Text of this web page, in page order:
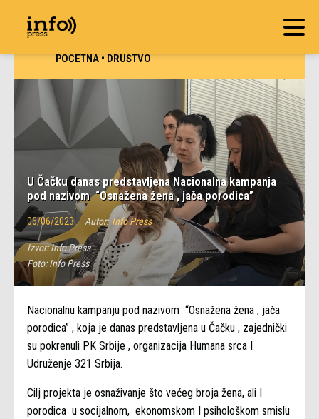
POČETNA•DRUŠTVO
U Čačku danas predstavljena Nacionalna kampanja
pod nazivom “Osnažena žena , jača porodica”
06/06/2023 Autor: Info Press
Izvor:Info Press
Foto:Info Press
Nacionalnu kampanju pod nazivom “Osnažena žena , jača
porodica” , koja je danas predstavljena u Čačku , zajednički
su pokrenuli PK Srbije , organizacija Humana srca I
Udruženje 321 Srbija.
Cilj projekta je osnaživanje što većeg broja žena, ali I
porodica u socijalnom, ekonomskom I psihološkom smislu